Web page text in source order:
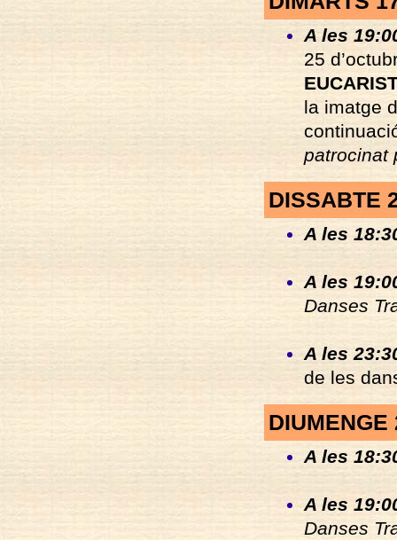
A les
25
la imatge
patrocinat
DISSABTE
A les
A les
Danses
A les
de les
DIUMENGE
A les
A les
Danses